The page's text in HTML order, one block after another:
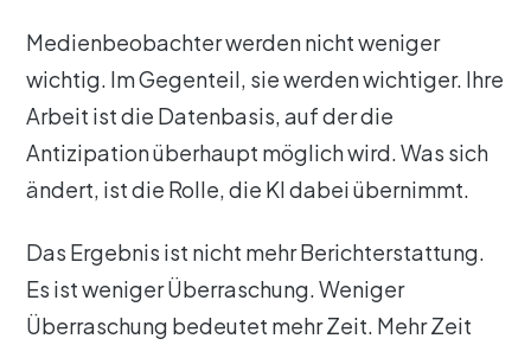
Medienbeobachter werden nicht weniger
wichtig. Im Gegenteil, sie werden wichtiger. Ihre
Arbeit ist die Datenbasis, auf der die
Antizipation überhaupt möglich wird. Was sich
ändert, ist die Rolle, die KI dabei übernimmt.
Das Ergebnis ist nicht mehr Berichterstattung.
Es ist weniger Überraschung. Weniger
Überraschung bedeutet mehr Zeit. Mehr Zeit